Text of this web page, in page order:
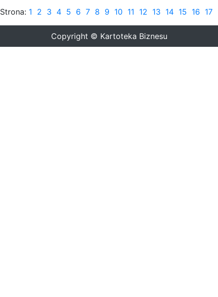
Strona: 1 2 3 4 5 6 7 8 9 10 11 12 13 14 15 16 17
Copyright © Kartoteka Biznesu